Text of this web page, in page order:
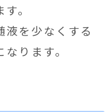
。
液を少なくする
ります。